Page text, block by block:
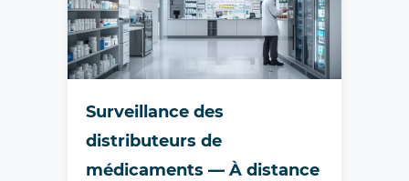
Surveillance des
distributeurs de
médicaments — À distance